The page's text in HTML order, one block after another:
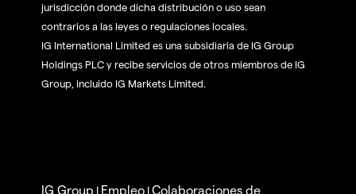
jurisdicción donde dicha distribución o uso sean
contrarios a las leyes o regulaciones locales.
IG International Limited es una subsidiaria de IG Group
Holdings PLC y recibe servicios de otros miembros de IG
Group, incluido IG Markets Limited.
IG Group | Empleo |Colaboraciones de